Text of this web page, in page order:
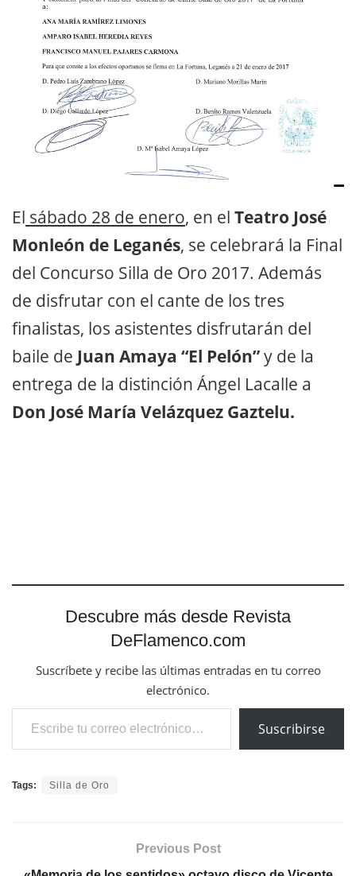
El sábado 28 de enero, en el Teatro José
Monleón de Leganés, se celebrará la Final
del Concurso Silla de Oro 2017. Además
de disfrutar con el cante de los tres
finalistas, los asistentes disfrutarán del
baile de Juan Amaya “El Pelón”y de la
entrega de la distinción Ángel Lacalle a
Don José María Velázquez Gaztelu.
Descubre más desde Revista
DeFlamenco.com
Suscríbete y recibe las últimas entradas en tu correo
electrónico.
Escribe tu correo electrónico…
Suscribirse
Tags: Silla de Oro
Previous Post